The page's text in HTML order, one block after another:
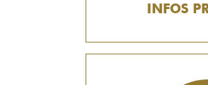
INFOS